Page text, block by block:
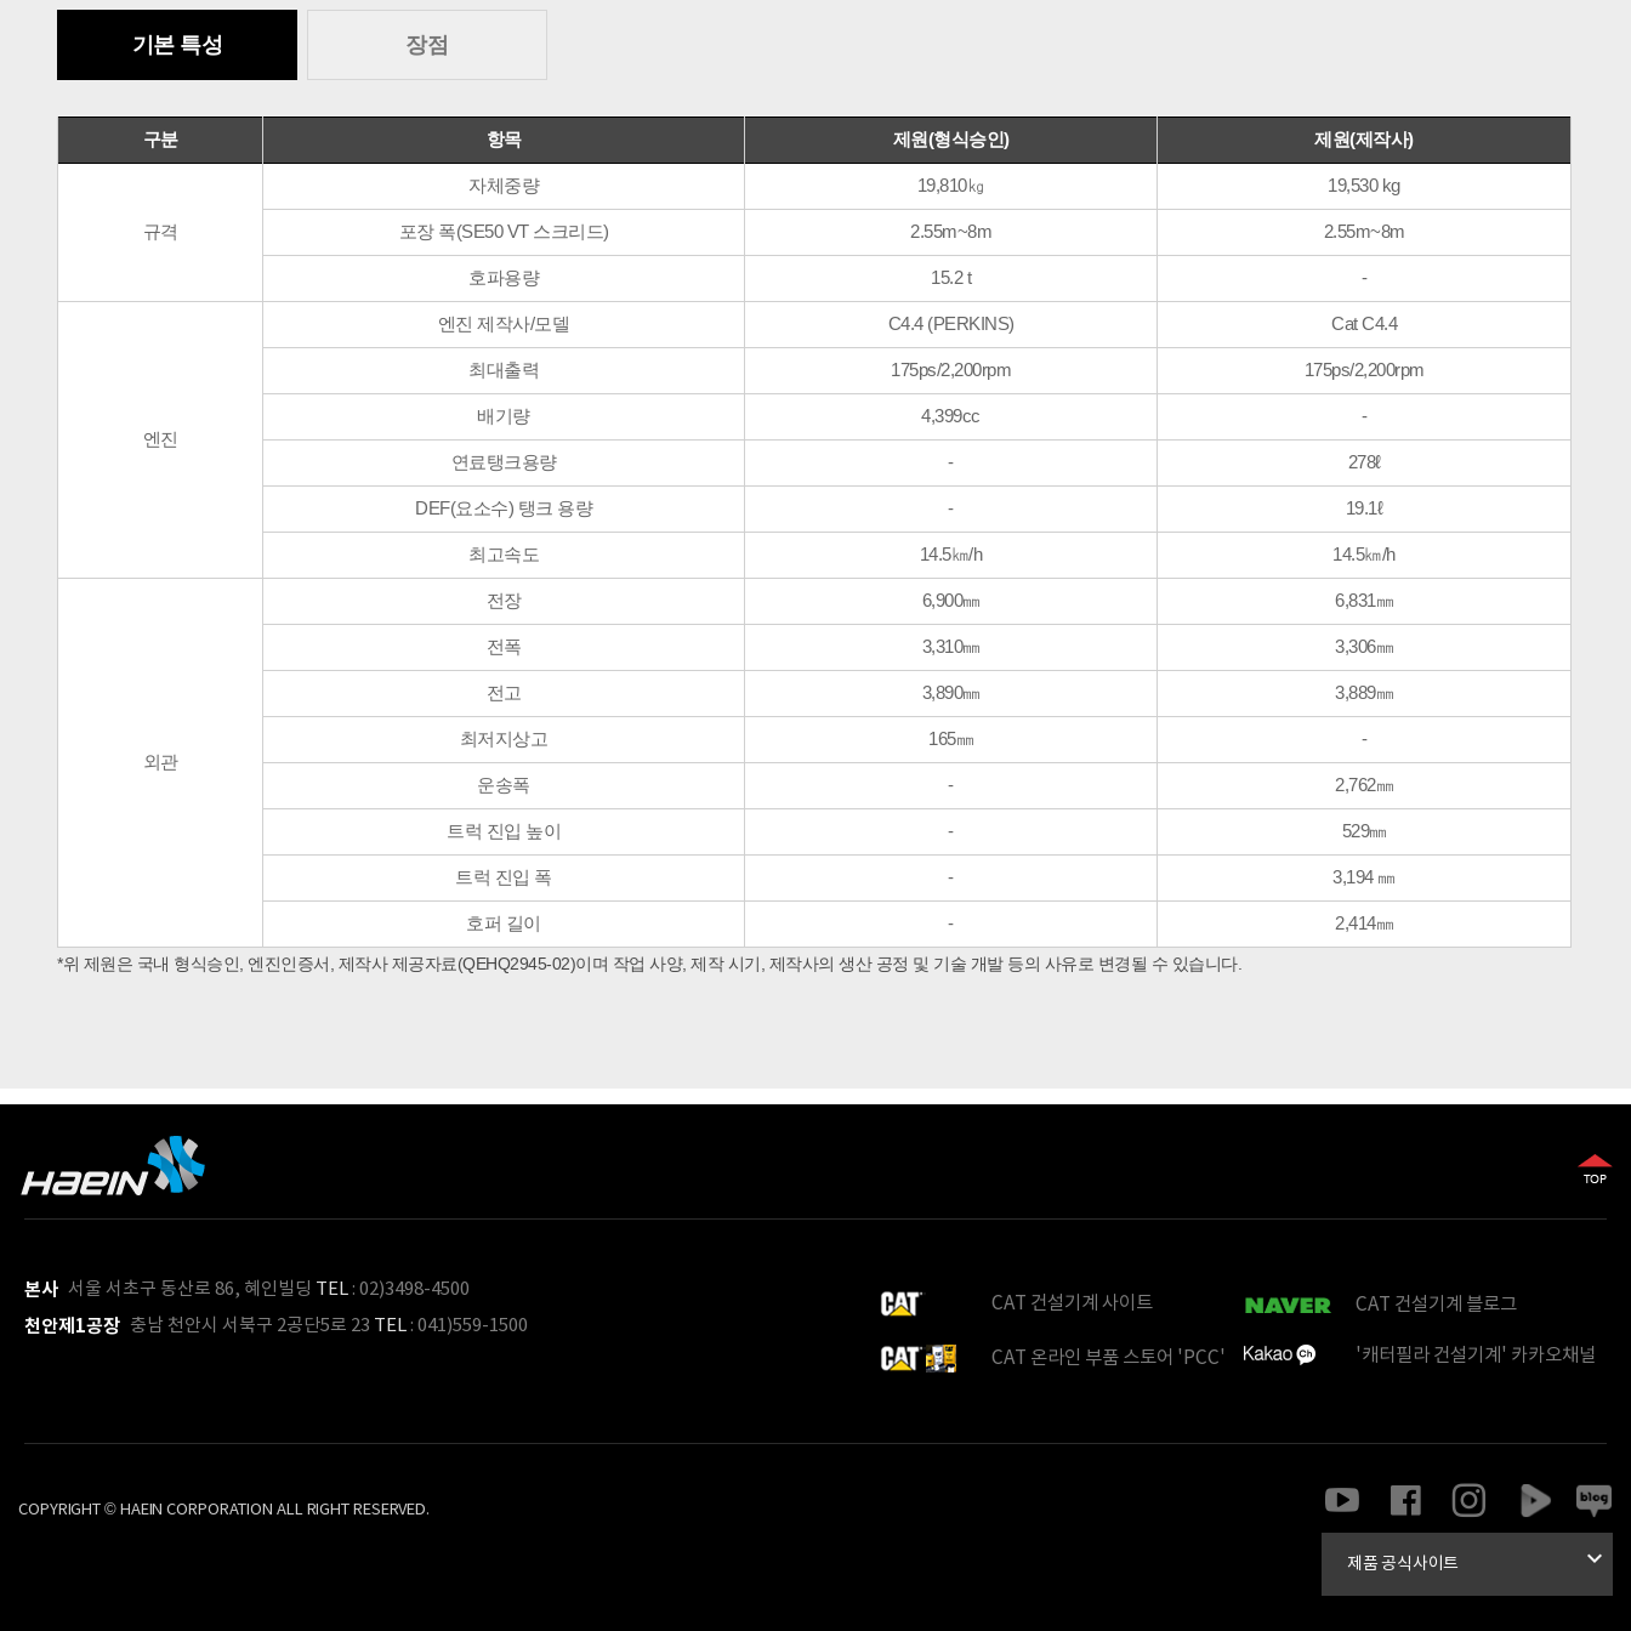
기본 특성 장점
구분 항목 제원(형식승인) 제원(제작사)
규격
자체중량 19,810㎏ 19,530 kg
포장 폭(SE50 VT 스크리드) 2.55m~8m 2.55m~8m
호파용량 15.2 t -
엔진
엔진 제작사/모델 C4.4 (PERKINS) Cat C4.4
최대출력 175ps/2,200rpm 175ps/2,200rpm
배기량 4,399cc -
연료탱크용량 - 278ℓ
DEF(요소수) 탱크 용량 - 19.1ℓ
최고속도 14.5㎞/h 14.5㎞/h
외관
전장 6,900㎜ 6,831㎜
전폭 3,310㎜ 3,306㎜
전고 3,890㎜ 3,889㎜
최저지상고 165㎜ -
운송폭 - 2,762㎜
트럭 진입 높이 - 529㎜
트럭 진입 폭 - 3,194 ㎜
호퍼 길이 - 2,414㎜
*위 제원은 국내 형식승인, 엔진인증서, 제작사 제공자료(QEHQ2945-02)이며 작업 사양, 제작 시기, 제작사의 생산 공정 및 기술 개발 등의 사유로 변경될 수 있습니다.
본사 서울 서초구 동산로 86, 혜인빌딩 TEL : 02)3498-4500
천안제1공장 충남 천안시 서북구 2공단5로 23 TEL : 041)559-1500
CAT 건설기계 사이트 CAT 건설기계 블로그
CAT 온라인 부품 스토어 'PCC' '캐터필라 건설기계' 카카오채널
제품 공식사이트 
COPYRIGHT © HAEIN CORPORATION ALL RIGHT RESERVED.